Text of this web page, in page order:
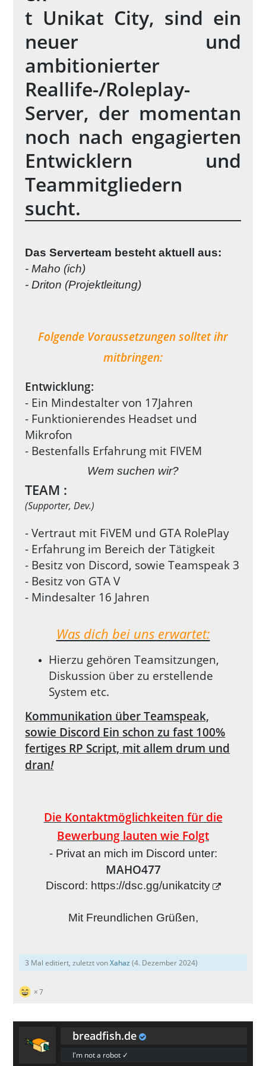
t Unikat City, sind ein
neuer und
ambitionierter
Reallife-/Roleplay-
Server, der momentan
noch nach engagierten
Entwicklern und
Teammitgliedern
sucht.
Das Serverteam besteht aktuell aus:
- Maho (ich)
- Driton (Projektleitung)
Folgende Voraussetzungen solltet ihr
mitbringen:
Entwicklung:
- Ein Mindestalter von 17Jahren
- Funktionierendes Headset und
Mikrofon
- Bestenfalls Erfahrung mit FIVEM
Wem suchen wir?
TEAM :
(Supporter, Dev.)
- Vertraut mit FiVEM und GTA RolePlay
- Erfahrung im Bereich der Tätigkeit
- Besitz von Discord, sowie Teamspeak 3
- Besitz von GTA V
- Mindesalter 16 Jahren
Was dich bei uns erwartet:
Hierzu gehören Teamsitzungen,
Diskussion über zu erstellende
System etc.
Kommunikation über Teamspeak,
sowie Discord Ein schon zu fast 100%
fertiges RP Script, mit allem drum und
dran!
Die Kontaktmöglichkeiten für die
Bewerbung lauten wie Folgt
- Privat an mich im Discord unter:
MAHO477
Discord: https://dsc.gg/unikatcity
Mit Freundlichen Grüßen,
3 Mal editiert, zuletzt vonXahaz (4. Dezember 2024)
7
breadfish.de
I'm not a robot ✓